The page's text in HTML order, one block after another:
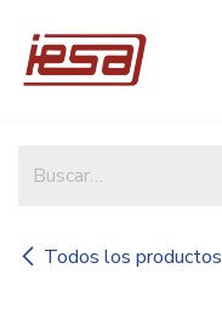
Todos los productos